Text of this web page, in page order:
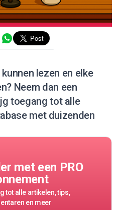
lezen en elke
Neem dan een
toegang tot alle
met duizenden
met een PRO
tot alle artikelen, tips,
en meer